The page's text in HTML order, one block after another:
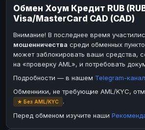
BinanceCoin BEP20
Ether Classic
SOL
Ripple XRP
Ether
Ripple
Paxum USD
Perfect Money
Payoneer USD
Paxum
Payoneer
Обмен Хоум Кредит RUB
Visa/MasterCard CAD (CAD)
Внимание! В последнее время
мошенничества среди обменных
может заблокировать ваши средства,
на «проверку AML», и потребовать
Подробности — в нашем Telegram-
Обменники, не требующие AML/KYC,
★ Без AML/KYC
.
Перед обменом изучите наши